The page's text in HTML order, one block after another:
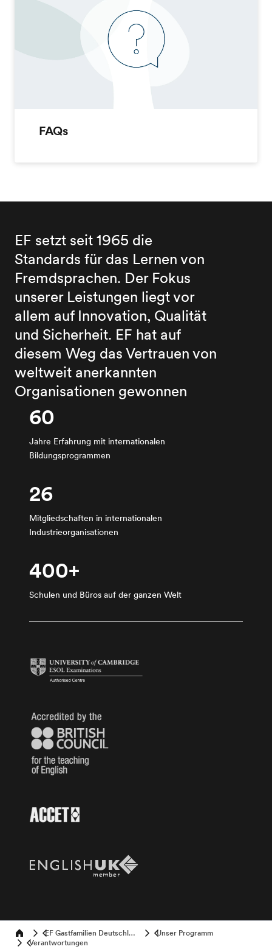
FAQs
EF setzt seit 1965 die
Standards für das Lernen von
Fremdsprachen. Der Fokus
unserer Leistungen liegt vor
allem auf Innovation, Qualität
und Sicherheit. EF hat auf
diesem Weg das Vertrauen von
weltweit anerkannten
Organisationen gewonnen
60
Jahre Erfahrung mit internationalen
Bildungsprogrammen
26
Mitgliedschaften in internationalen
Industrieorganisationen
400+
Schulen und Büros auf der ganzen Welt
Home EF Gastfamilien Deutschland
Unser Programm
Verantwortungen